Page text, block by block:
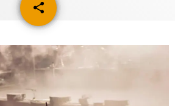
share
email